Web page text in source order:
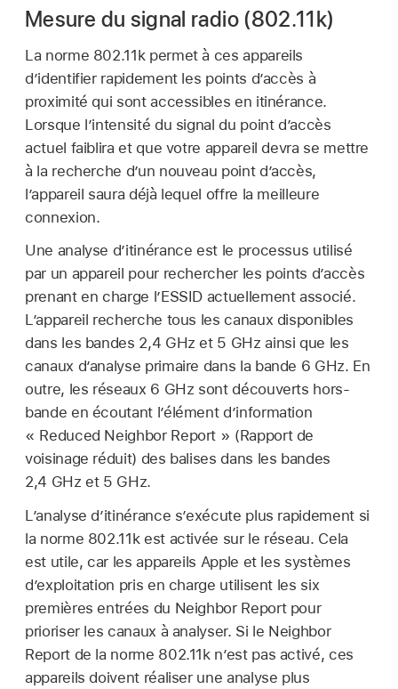
Mesure du signal radio (802.11k)
La norme 802.11k permet à ces appareils
d’identifier rapidement les points d’accès à
proximité qui sont accessibles en itinérance.
Lorsque l’intensité du signal du point dʼaccès
actuel faiblira et que votre appareil devra se mettre
à la recherche d’un nouveau point dʼaccès,
lʼappareil saura déjà lequel offre la meilleure
connexion.
Une analyse d’itinérance est le processus utilisé
par un appareil pour rechercher les points d’accès
prenant en charge l’ESSID actuellement associé.
L’appareil recherche tous les canaux disponibles
dans les bandes 2,4 GHz et 5 GHz ainsi que les
canaux d’analyse primaire dans la bande 6 GHz. En
outre, les réseaux 6 GHz sont découverts hors-
bande en écoutant l’élément d’information
« Reduced Neighbor Report » (Rapport de
voisinage réduit) des balises dans les bandes
2,4 GHz et 5 GHz.
L’analyse d’itinérance s’exécute plus rapidement si
la norme 802.11k est activée sur le réseau. Cela
est utile, car les appareils Apple et les systèmes
d’exploitation pris en charge utilisent les six
premières entrées du Neighbor Report pour
prioriser les canaux à analyser. Si le Neighbor
Report de la norme 802.11k n’est pas activé, ces
appareils doivent réaliser une analyse plus